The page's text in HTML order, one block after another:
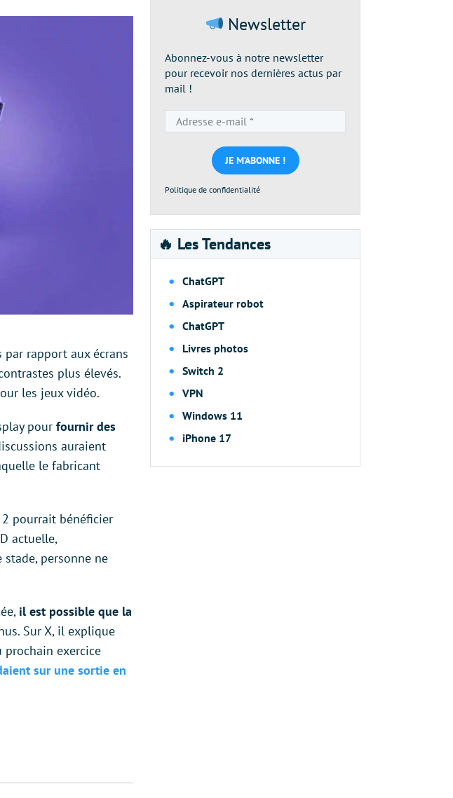
par rapport aux écrans
plus élevés.
les jeux vidéo.
pour fournir des
auraient
le fabricant
pourrait bénéficier
actuelle,
stade, personne ne
il est possible que la
Sur X, il explique
prochain exercice
sur une sortie en
Newsletter
Abonnez-vous à notre newsletter
pour recevoir nos dernières actus par
mail !
e-
mail
*
Politique de confidentialité
🔥 Les Tendances
ChatGPT
Aspirateur robot
ChatGPT
Livres photos
Switch 2
VPN
Windows 11
iPhone 17